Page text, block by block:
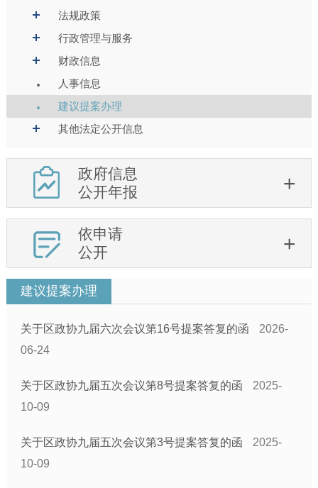
法规政策
行政管理与服务
财政信息
人事信息
建议提案办理
其他法定公开信息
政府信息
公开年报
依申请
公开
建议提案办理
关于区政协九届六次会议第16号提案答复的函
2026-
06-24
关于区政协九届五次会议第8号提案答复的函
2025-
10-09
关于区政协九届五次会议第3号提案答复的函
2025-
10-09